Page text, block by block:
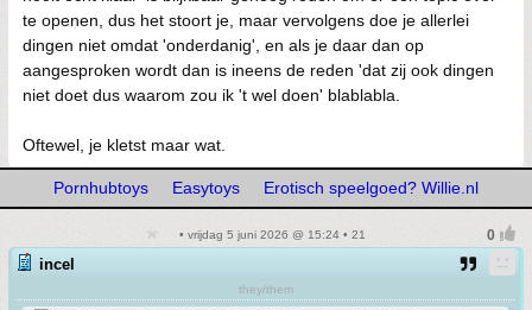
te openen, dus het stoort je, maar vervolgens doe je allerlei
dingen niet omdat 'onderdanig', en als je daar dan op
aangesproken wordt dan is ineens de reden 'dat zij ook dingen
niet doet dus waarom zou ik 't wel doen' blablabla.
Oftewel, je kletst maar wat.
Pornhubtoys Easytoys Erotisch speelgoed? Willie.nl
• vrijdag 5 juni 2026 @ 15:24 • 21
incel
they/them